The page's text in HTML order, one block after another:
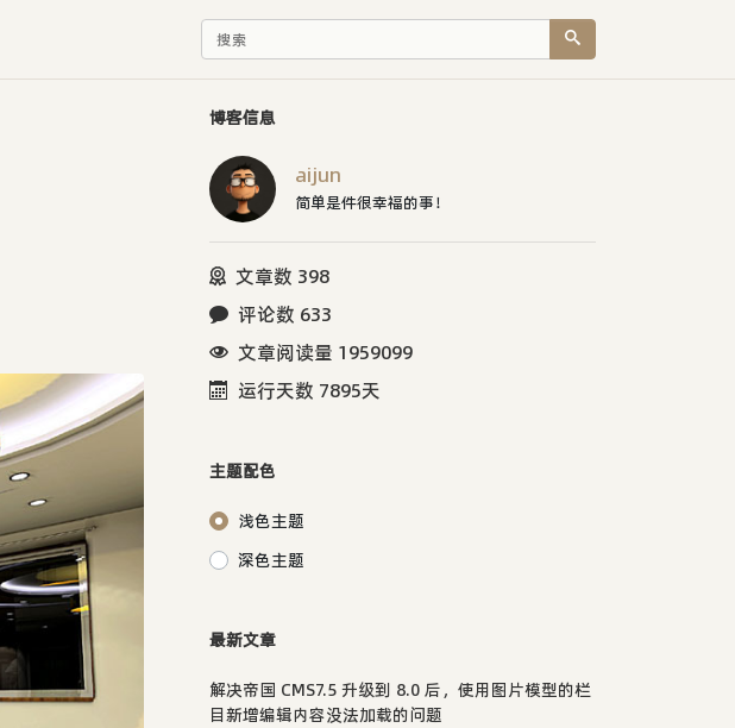
博客信息
aijun
简单是件很幸福的事！
文章数 398
评论数 633
文章阅读量 1959099
运行天数 7895天
主题配色
浅色主题
深色主题
最新文章
解决帝国 CMS7.5 升级到 8.0 后，使用图片模型的栏
目新增编辑内容没法加载的问题